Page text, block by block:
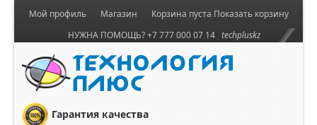
Корзина пуста Показать корзину
Мой профиль
Магазин
НУЖНА ПОМОЩЬ? +7 777 000 07 14 techpluskz
Гарантия качества